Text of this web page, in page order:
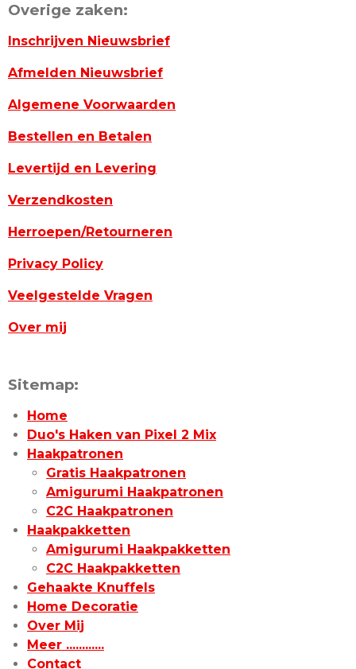
Overige zaken:
Inschrijven Nieuwsbrief
Afmelden Nieuwsbrief
Algemene Voorwaarden
Bestellen en Betalen
Levertijd en Levering
Verzendkosten
Herroepen/Retourneren
Privacy Policy
Veelgestelde Vragen
Over mij
Sitemap:
Home
Duo's Haken van Pixel 2 Mix
Haakpatronen
Gratis Haakpatronen
Amigurumi Haakpatronen
C2C Haakpatronen
Haakpakketten
Amigurumi Haakpakketten
C2C Haakpakketten
Gehaakte Knuffels
Home Decoratie
Over Mij
Meer ............
Contact